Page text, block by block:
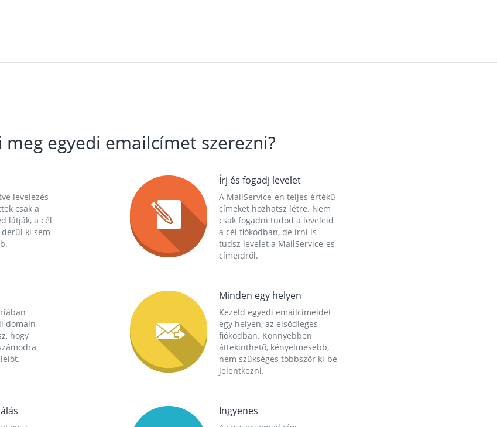
egyedi emailcímet szerezni?
levelezés
csak a
látják, a cél
ki sem
Írj és fogadj levelet
A MailService-en teljes értékű
címeket hozhatsz létre. Nem
csak fogadni tudod a leveleid
a cél fiókodban, de írni is
tudsz levelet a MailService-es
címeidről.
domain
hogy
Minden egy helyen
Kezeld egyedi emailcímeidet
egy helyen, az elsődleges
fiókodban. Könnyebben
áttekinthető, kényelmesebb,
nem szükséges többször ki-be
jelentkezni.
Ingyenes